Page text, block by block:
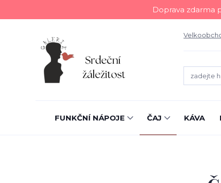
Doprava zdarma
FUNKČNÍ NÁPOJE ČAJ KÁVA